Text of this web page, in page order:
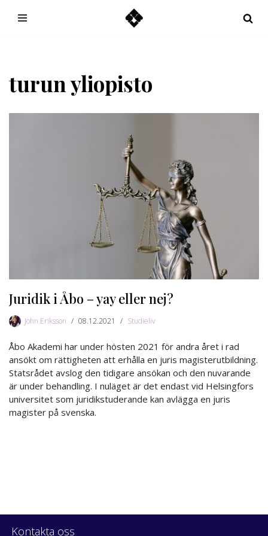
turun yliopisto
Juridik i Åbo – yay eller nej?
John Eriksson 08.12.2021 Studieliv
Åbo Akademi har under hösten 2021 för andra året i rad
ansökt om rättigheten att erhålla en juris magisterutbildning.
Statsrådet avslog den tidigare ansökan och den nuvarande
är under behandling. I nuläget är det endast vid Helsingfors
universitet som juridikstuderande kan avlägga en juris
magister på svenska.
Kontakta oss